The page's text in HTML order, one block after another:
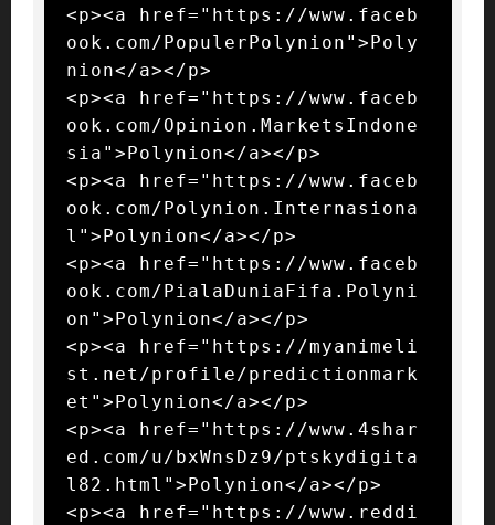
<p><a href="https://www.faceb
ook.com/PopulerPolynion">Poly
nion</a></p>
<p><a href="https://www.faceb
ook.com/Opinion.MarketsIndone
sia">Polynion</a></p>
<p><a href="https://www.faceb
ook.com/Polynion.Internasiona
l">Polynion</a></p>
<p><a href="https://www.faceb
ook.com/PialaDuniaFifa.Polyni
on">Polynion</a></p>
<p><a href="https://myanimeli
st.net/profile/predictionmark
et">Polynion</a></p>
<p><a href="https://www.4shar
ed.com/u/bxWnsDz9/ptskydigita
l82.html">Polynion</a></p>
<p><a href="https://www.reddi